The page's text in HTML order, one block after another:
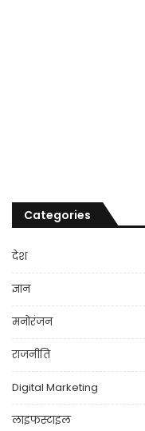
Categories
देश
ज्ञान
मनोरंजन
राजनीति
Digital Marketing
लाइफस्टाइल